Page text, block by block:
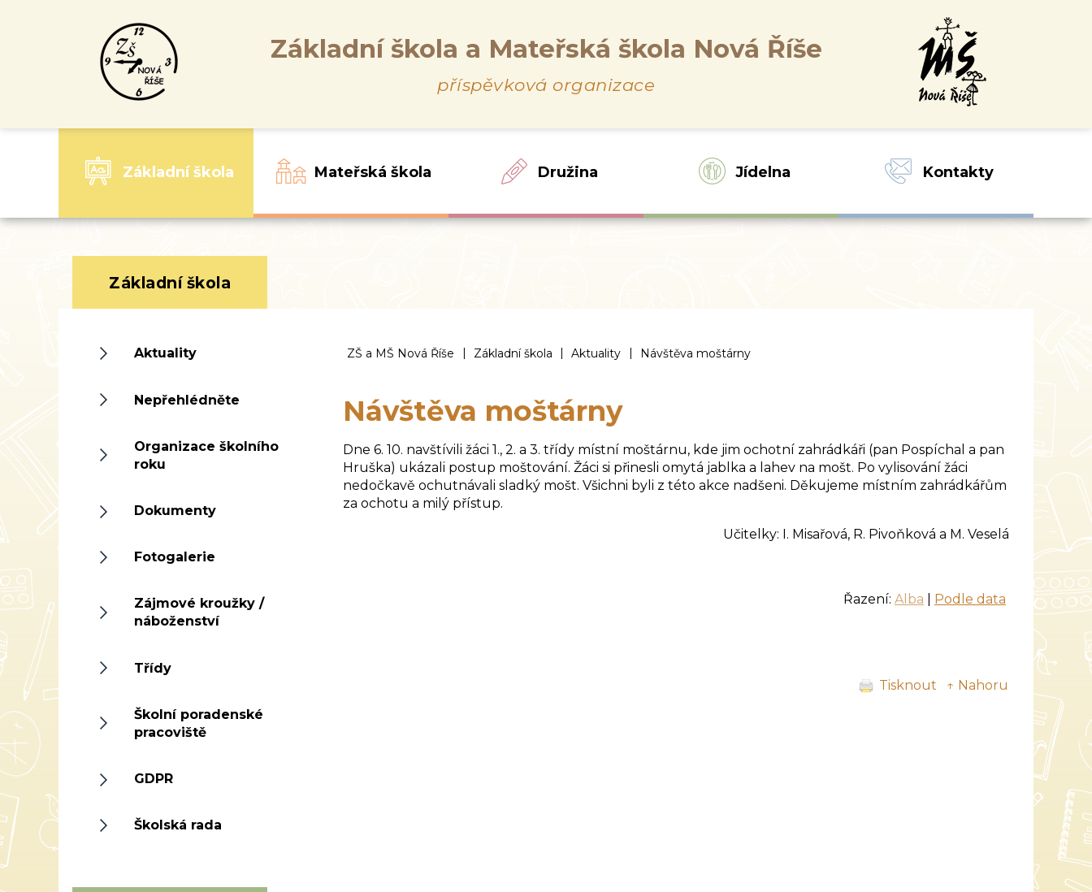
Základní škola a Mateřská škola Nová Říše
příspěvková organizace
Základní škola Mateřská škola Družina Jídelna Kontakty
ZŠ a MŠ Nová Říše | Základní škola | Aktuality | Návštěva moštárny
Návštěva moštárny
Dne 6. 10. navštívili žáci 1., 2. a 3. třídy místní moštárnu, kde jim ochotní zahrádkáři (pan Pospíchal a pan
Hruška) ukázali postup moštování. Žáci si přinesli omytá jablka a lahev na mošt. Po vylisování žáci
nedočkavě ochutnávali sladký mošt. Všichni byli z této akce nadšeni. Děkujeme místním zahrádkářům
za ochotu a milý přístup.
Učitelky: I. Misařová, R. Pivoňková a M. Veselá
Řazení: Alba Podle data
Tisknout ↑ Nahoru
Základní škola
Aktuality
Nepřehlédněte
Organizace školního
roku
Dokumenty
Fotogalerie
Zájmové kroužky /
náboženství
Třídy
Školní poradenské
pracoviště
GDPR
Školská rada